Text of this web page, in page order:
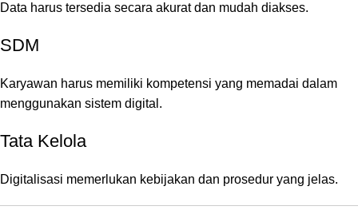
Data harus tersedia secara akurat dan mudah diakses.
SDM
Karyawan harus memiliki kompetensi yang memadai dalam
menggunakan sistem digital.
Tata Kelola
Digitalisasi memerlukan kebijakan dan prosedur yang jelas.